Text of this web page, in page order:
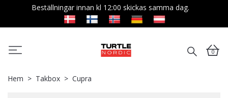
Beställningar innan kl 12:00 skickas samma dag.
0
Hem Takbox Cupra